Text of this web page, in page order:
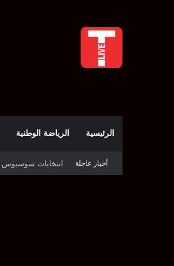
الرئيسية الرياضة الوطنية
أخبار عاجلة